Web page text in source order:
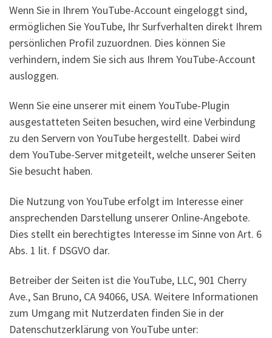
Wenn Sie in Ihrem YouTube-Account eingeloggt sind,
ermöglichen Sie YouTube, Ihr Surfverhalten direkt Ihrem
persönlichen Profil zuzuordnen. Dies können Sie
verhindern, indem Sie sich aus Ihrem YouTube-Account
ausloggen.
Wenn Sie eine unserer mit einem YouTube-Plugin
ausgestatteten Seiten besuchen, wird eine Verbindung
zu den Servern von YouTube hergestellt. Dabei wird
dem YouTube-Server mitgeteilt, welche unserer Seiten
Sie besucht haben.
Die Nutzung von YouTube erfolgt im Interesse einer
ansprechenden Darstellung unserer Online-Angebote.
Dies stellt ein berechtigtes Interesse im Sinne von Art. 6
Abs. 1 lit. f DSGVO dar.
Betreiber der Seiten ist die YouTube, LLC, 901 Cherry
Ave., San Bruno, CA 94066, USA. Weitere Informationen
zum Umgang mit Nutzerdaten finden Sie in der
Datenschutzerklärung von YouTube unter: